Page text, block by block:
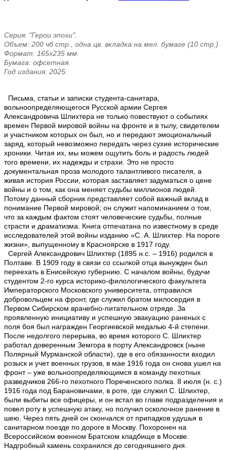
Серия: "Герои эпохи".
Объем: 200 чб стр., одна цв. вкладка на мел. бумаге (10 стр.)
Формат: 165х235 мм
Бумага: офсетная
Год издания: 2025
Письма, статьи и записки студента-санитара,
вольноопределяющегося Русской армии Сергея
Александровича Шлихтера не только повествуют о событиях
времен Первой мировой войны на фронте и в тылу, свидетелем
и участником которых он был, но и передают эмоциональный
заряд, который невозможно передать через сухие исторические
хроники. Читая их, мы можем ощутить боль и радость людей
того времени, их надежды и страхи. Это не просто
документальная проза молодого талантливого писателя, а
живая история России, которая заставляет задуматься о цене
войны и о том, как она меняет судьбы миллионов людей.
Потому данный сборник представляет собой важный вклад в
понимание Первой мировой; он служит напоминанием о том,
что за каждым фактом стоят человеческие судьбы, полные
страсти и драматизма. Книга отпечатана по известному в среде
исследователей этой войны изданию «С. А. Шлихтер. На пороге
жизни», выпущенному в Красноярске в 1917 году.
Сергей Александрович Шлихтер (1895 н.с. – 1916) родился в
Полтаве. В 1909 году в связи со ссылкой отца вынужден был
переехать в Енисейскую губернию. С началом войны, будучи
студентом 2-го курса историко-филологического факультета
Императорского Московского университета, отправился
добровольцем на фронт, где служил братом милосердия в
Первом Сибирском врачебно-питательном отряде. За
проявленную инициативу и успешную эвакуацию раненых с
поля боя был награжден Георгиевской медалью 4-й степени.
После недолгого перерыва, во время которого С. Шлихтер
работал доверенным Земгора в порту Александровск (ныне
Полярный Мурманской области), где в его обязанности входил
розыск и учет военных грузов, в мае 1916 года он снова ушел на
фронт – уже вольноопределяющимся в команду пехотных
разведчиков 266-го пехотного Пореченского полка. 8 июля (н. с.)
1916 года под Барановичами, в роте, где служил С. Шлихтер,
были выбиты все офицеры, и он встал во главе подразделения и
повел роту в успешную атаку, но получил осколочное ранение в
шею. Через пять дней он скончался от припадков удушья в
санитарном поезде по дороге в Москву. Похоронен на
Всероссийском военном Братском кладбище в Москве.
Надгробный камень сохранился до сегодняшнего дня.